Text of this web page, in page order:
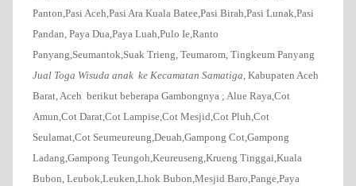
Panton,Pasi Aceh,Pasi Ara Kuala Batee,Pasi Birah,Pasi Lunak,Pasi
Pandan, Paya Dua,Paya Luah,Pulo Ie,Ranto
Panyang,Seumantok,Suak Trieng, Teumarom, Tingkeum Panyang
Jual Toga Wisuda anak ke Kecamatan Samatiga, Kabupaten Aceh
Barat, Aceh berikut beberapa Gambongnya ; Alue Raya,Cot
Amun,Cot Darat,Cot Lampise,Cot Mesjid,Cot Pluh,Cot
Seulamat,Cot Seumeureung,Deuah,Gampong Cot,Gampong
Ladang,Gampong Teungoh,Keureuseng,Krueng Tinggai,Kuala
Bubon, Leubok,Leuken,Lhok Bubon,Mesjid Baro,Pange,Paya